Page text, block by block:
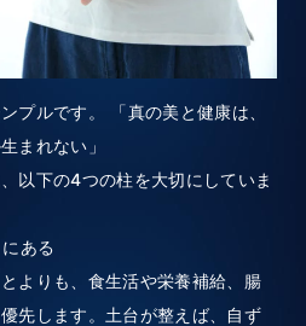
プルです。 「真の美と健康は、
まれない」
以下の4つの柱を大切にしていま
ある
よりも、食生活や栄養補給、腸
先します。土台が整えば、自ず